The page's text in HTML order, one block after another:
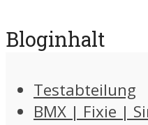
Bloginhalt
Testabteilung
BMX | Fixie |